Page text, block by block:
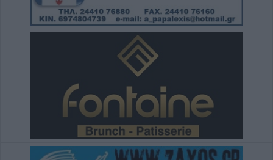
πλειοψηφία των καταστημάτων
8 Αυγούστου 2026, 10:29
Παράταση απαγόρευση θήρας σε
συγκεκριμένες εκτάσεις του Δήμου
8 Αυγούστου 2026, 09:29
Το Σάββατο 8 Αυγούστου η κηδεία του
Λεωνίδα Μητρίτσα
8 Αυγούστου 2026, 09:21
e-ΕΦΚΑ και ΔΥΠΑ: 56,7 εκατ. ευρώ σε